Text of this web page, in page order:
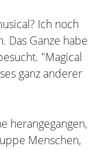
Ich noch
Das Ganze habe
"Magical
ganz anderer
herangegangen,
Menschen,